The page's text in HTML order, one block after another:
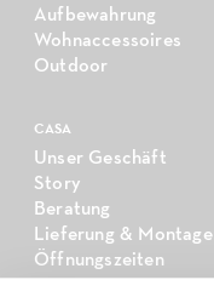
Aufbewahrung
Wohnaccessoires
Outdoor
CASA
Unser Geschäft
Story
Beratung
Lieferung & Montage
Öffnungszeiten